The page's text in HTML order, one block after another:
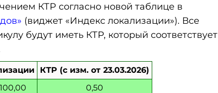
КТР согласно новой таблице в
(виджет «Индекс локализации»). Все
будут иметь КТР, который соответствует
КТР (с изм. от 23.03.2026)
0,50